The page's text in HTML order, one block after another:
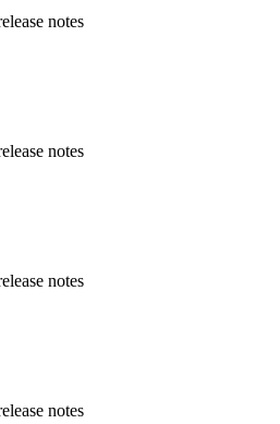
notes
notes
notes
notes